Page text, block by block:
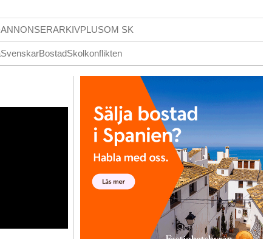
ARKIVPLUSOM SK
SvenskarBostadSkolkonflikten